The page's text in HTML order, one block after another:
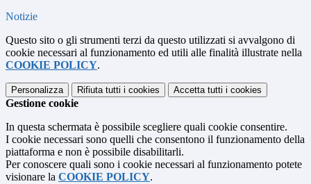
Notizie
Questo sito o gli strumenti terzi da questo utilizzati si avvalgono di
cookie necessari al funzionamento ed utili alle finalità illustrate nella
COOKIE POLICY.
Personalizza Rifiuta tutti i cookies Accetta tutti i cookies
Gestione cookie
In questa schermata è possibile scegliere quali cookie consentire.
I cookie necessari sono quelli che consentono il funzionamento della
piattaforma e non è possibile disabilitarli.
Per conoscere quali sono i cookie necessari al funzionamento potete
visionare la COOKIE POLICY.